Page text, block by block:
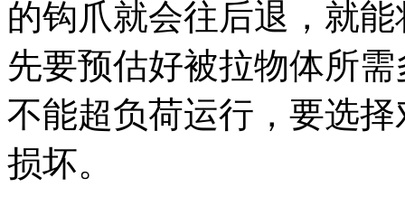
的钩爪就会往后退，就
先要预估好被拉物体所
不能超负荷运行，要选
损坏。